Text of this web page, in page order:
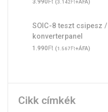
3.990 (3.142Ft+ÁFA)
SOIC-8 teszt csipesz /
konverterpanel
1.990Ft (1.567Ft+ÁFA)
Cikk címkék